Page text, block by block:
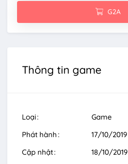
G2A
Thông tin game
Loại
Game
Phát hành
17/10/2019
Cập nhật
18/10/2019